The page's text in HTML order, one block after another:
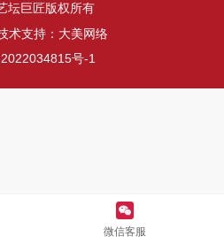
坛巨匠版权所有
术支持： 大美网络
号-1
微信客服